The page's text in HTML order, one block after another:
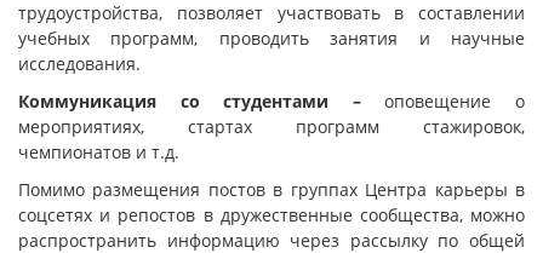
трудоустройства, позволяет участвовать в составлении
учебных программ, проводить занятия и научные
исследования.
Коммуникация со студентами –оповещение о
мероприятиях, стартах программ стажировок,
чемпионатов и т.д.
Помимо размещения постов в группах Центра карьеры в
соцсетях и репостов в дружественные сообщества, можно
распространить информацию через рассылку по общей